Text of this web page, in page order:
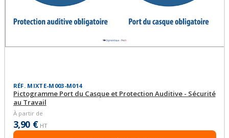
RÉF. MIXTE-M003-M014
Pictogramme Port du Casque et Protection Auditive - Sécurité
au Travail
À partir de
3,90 € HT